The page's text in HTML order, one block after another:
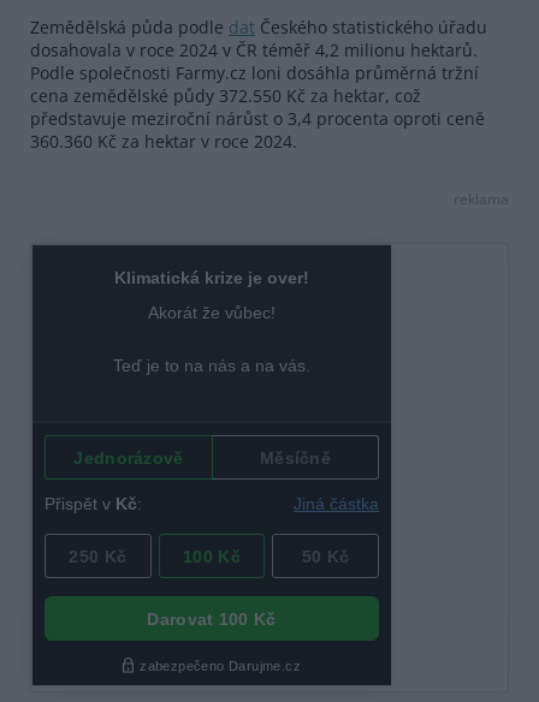
Zemědělská půda podle dat Českého statistického úřadu
dosahovala v roce 2024 v ČR téměř 4,2 milionu hektarů.
Podle společnosti Farmy.cz loni dosáhla průměrná tržní
cena zemědělské půdy 372.550 Kč za hektar, což
představuje meziroční nárůst o 3,4 procenta oproti ceně
360.360 Kč za hektar v roce 2024.
reklama